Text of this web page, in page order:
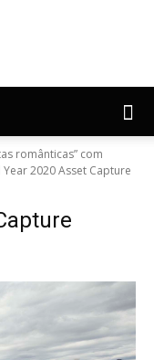
românticas” com
2020 Asset Capture